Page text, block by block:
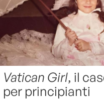
Vatican Girl, il
per principianti